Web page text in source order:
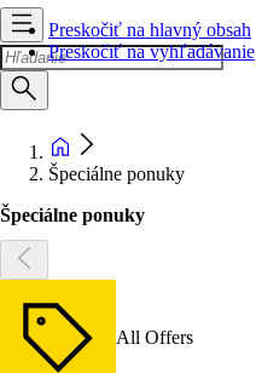
Preskočiť na hlavný obsah
Preskočiť na vyhľadávanie
Špeciálne ponuky
Špeciálne ponuky
All Offers